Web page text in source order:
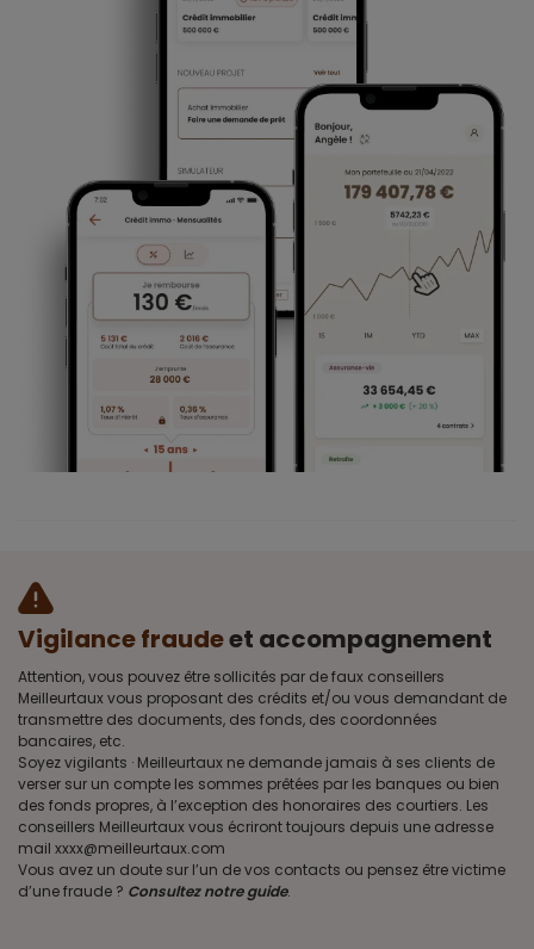
Vigilance fraudeet accompagnement
Attention, vous pouvez être sollicités par de faux conseillers
Meilleurtaux vous proposant des crédits et/ou vous demandant de
transmettre des documents, des fonds, des coordonnées
bancaires, etc.
Soyez vigilants · Meilleurtaux ne demande jamais à ses clients de
verser sur un compte les sommes prêtées par les banques ou bien
des fonds propres, à l’exception des honoraires des courtiers. Les
conseillers Meilleurtaux vous écriront toujours depuis une adresse
mail xxxx@meilleurtaux.com
Vous avez un doute sur l’un de vos contacts ou pensez être victime
d’une fraude ? Consultez notre guide.